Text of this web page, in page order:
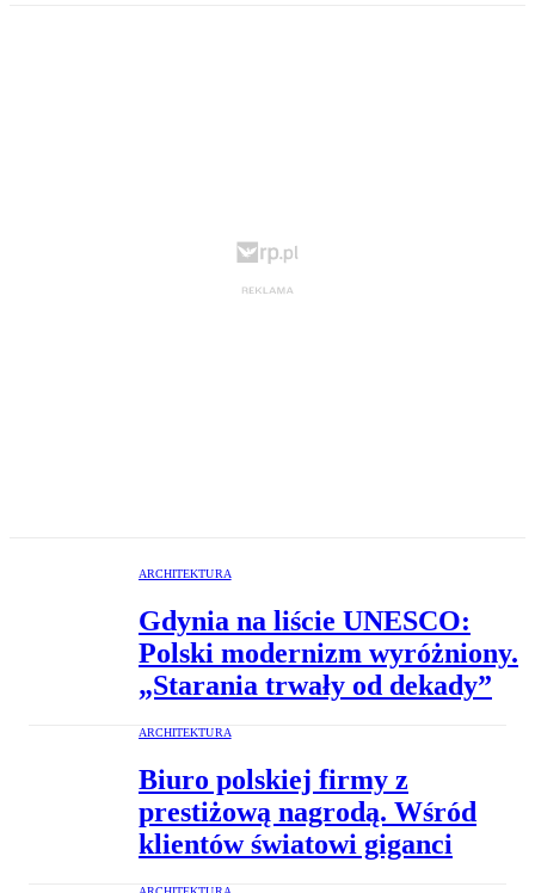
ARCHITEKTURA
Gdynia na liście UNESCO:
Polski modernizm wyróżniony.
„Starania trwały od dekady”
ARCHITEKTURA
Biuro polskiej firmy z
prestiżową nagrodą. Wśród
klientów światowi giganci